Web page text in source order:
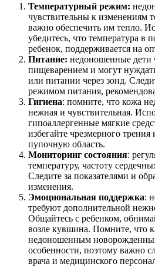
Температурный режим:
чувствительны к изменениям
важно обеспечить им тепло.
убедитесь, что температура в
ребенок, поддерживается на
Питание: недоношенные дети
пищеварением и могут
или питании через зонд.
режимом питания,
Гигиена: помните, что кожа
нежная и чувствительная.
гипоаллергенные мягкие
избегайте чрезмерного
пупочную область.
Мониторинг состояния:
температуру, частоту
Следите за показателями и
изменения.
Эмоциональная поддержка:
требуют дополнительной
Общайтесь с ребенком,
возле кувшина. Помните, что
недоношенным
особенности, поэтому важно
врача и медицинского